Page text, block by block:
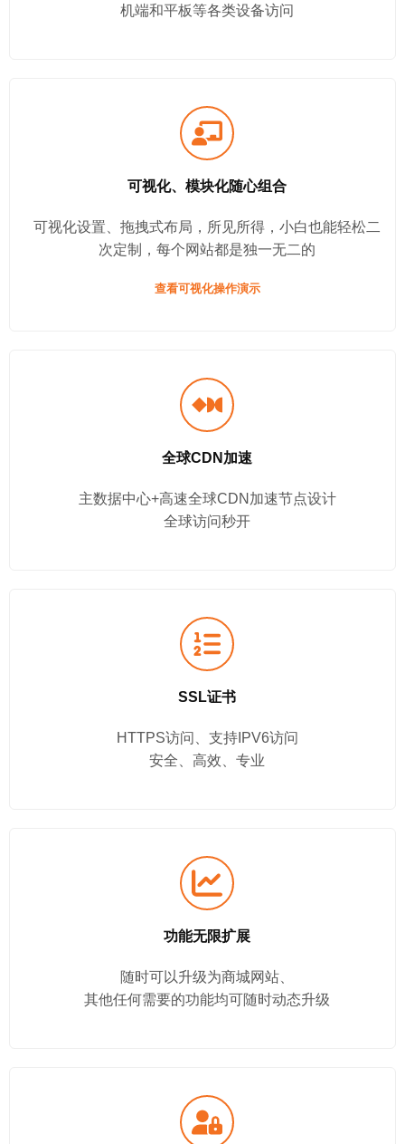
机端和平板等各类设备访问
可视化、模块化随心组合
可视化设置、拖拽式布局，所见所得，小白也能轻松二
次定制，每个网站都是独一无二的
查看可视化操作演示
全球CDN加速
主数据中心+高速全球CDN加速节点设计
全球访问秒开
SSL证书
HTTPS访问、支持IPV6访问
安全、高效、专业
功能无限扩展
随时可以升级为商城网站、
其他任何需要的功能均可随时动态升级